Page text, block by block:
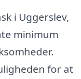
i Uggerslev,
minimum
for at